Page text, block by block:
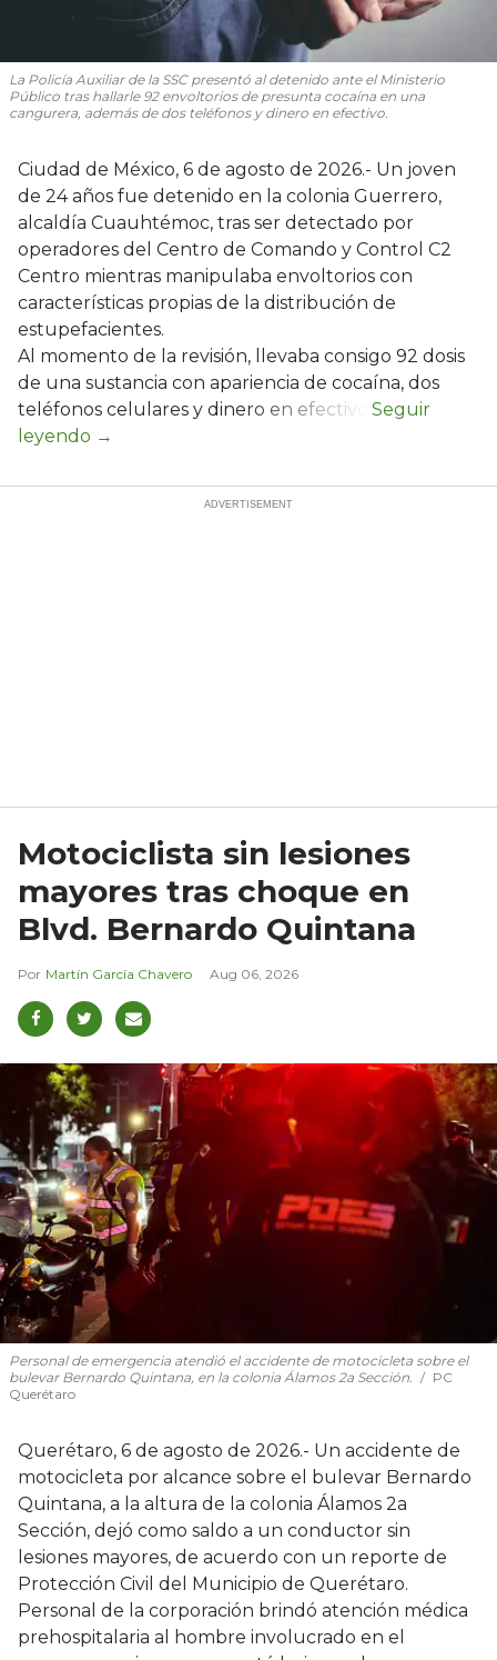
La Policía Auxiliar de la SSC presentó al detenido ante el Ministerio
Público tras hallarle 92 envoltorios de presunta cocaína en una
cangurera, además de dos teléfonos y dinero en efectivo.
Ciudad de México, 6 de agosto de 2026.- Un joven
de 24 años fue detenido en la colonia Guerrero,
alcaldía Cuauhtémoc, tras ser detectado por
operadores del Centro de Comando y Control C2
Centro mientras manipulaba envoltorios con
características propias de la distribución de
estupefacientes.
Al momento de la revisión, llevaba consigo 92 dosis
de una sustancia con apariencia de cocaína, dos
teléfonos celulares y dinero en efectivo.
Motociclista sin lesiones
mayores tras choque en
Blvd. Bernardo Quintana
Martín García Chavero Aug 06, 2026
Personal de emergencia atendió el accidente de motocicleta sobre el
bulevar Bernardo Quintana, en la colonia Álamos 2a Sección.
PC
Querétaro
Querétaro, 6 de agosto de 2026.- Un accidente de
motocicleta por alcance sobre el bulevar Bernardo
Quintana, a la altura de la colonia Álamos 2a
Sección, dejó como saldo a un conductor sin
lesiones mayores, de acuerdo con un reporte de
Protección Civil del Municipio de Querétaro.
Personal de la corporación brindó atención médica
prehospitalaria al hombre involucrado en el